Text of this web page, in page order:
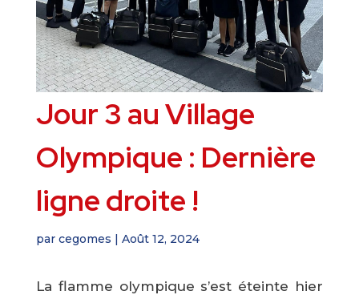
Jour 3 au Village
Olympique : Dernière
ligne droite !
par cegomes | Août 12, 2024
La flamme olympique s’est éteinte hier